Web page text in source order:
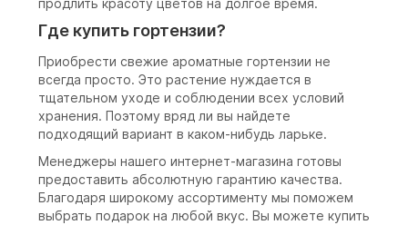
продлить красоту цветов на долгое время.
Где купить гортензии?
Приобрести свежие ароматные гортензии не
всегда просто. Это растение нуждается в
тщательном уходе и соблюдении всех условий
хранения. Поэтому вряд ли вы найдете
подходящий вариант в каком-нибудь ларьке.
Менеджеры нашего интернет-магазина готовы
предоставить абсолютную гарантию качества.
Благодаря широкому ассортименту мы поможем
выбрать подарок на любой вкус. Вы можете купить